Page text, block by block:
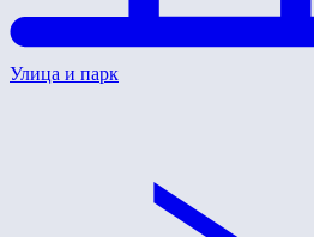
Улица и парк